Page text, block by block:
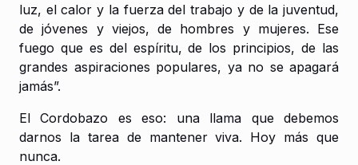
luz, el calor y la fuerza del trabajo y de la juventud,
de jóvenes y viejos, de hombres y mujeres. Ese
fuego que es del espíritu, de los principios, de las
grandes aspiraciones populares, ya no se apagará
jamás”.
El Cordobazo es eso: una llama que debemos
darnos la tarea de mantener viva. Hoy más que
nunca.